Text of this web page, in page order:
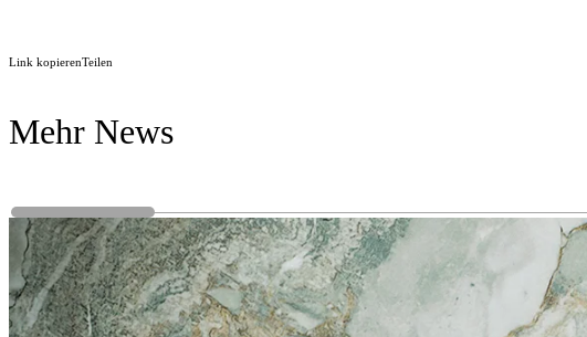
Link kopierenTeilen
Mehr News